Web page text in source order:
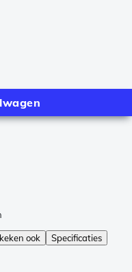
ook
Specificaties